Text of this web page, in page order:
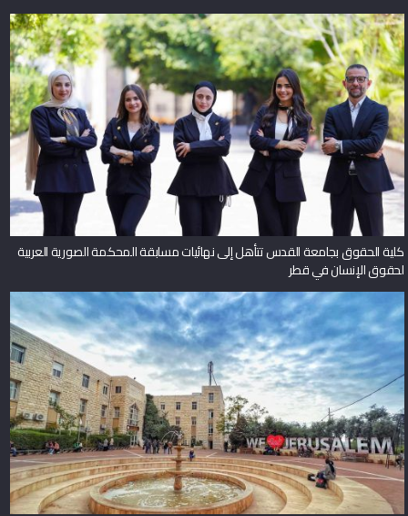
كلية الحقوق بجامعة القدس تتأهل إلى نهائيات مسابقة المحكمة الصورية العربية
لحقوق الإنسان في قطر